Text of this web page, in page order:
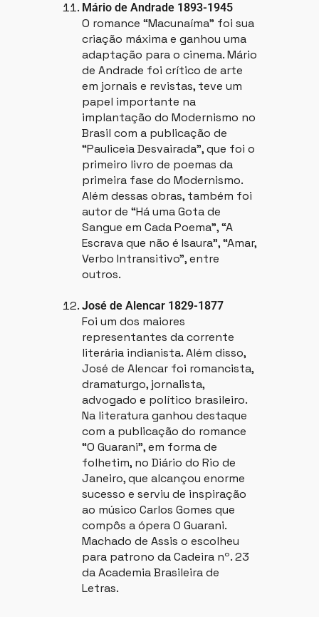
Mário de Andrade 1893-1945
O romance “Macunaíma” foi sua
criação máxima e ganhou uma
adaptação para o cinema. Mário
de Andrade foi crítico de arte
em jornais e revistas, teve um
papel importante na
implantação do Modernismo no
Brasil com a publicação de
“Pauliceia Desvairada”, que foi o
primeiro livro de poemas da
primeira fase do Modernismo.
Além dessas obras, também foi
autor de “Há uma Gota de
Sangue em Cada Poema”, “A
Escrava que não é Isaura”, “Amar,
Verbo Intransitivo”, entre
outros.
José de Alencar 1829-1877
Foi um dos maiores
representantes da corrente
literária indianista. Além disso,
José de Alencar foi romancista,
dramaturgo, jornalista,
advogado e político brasileiro.
Na literatura ganhou destaque
com a publicação do romance
“O Guarani”, em forma de
folhetim, no Diário do Rio de
Janeiro, que alcançou enorme
sucesso e serviu de inspiração
ao músico Carlos Gomes que
compôs a ópera O Guarani.
Machado de Assis o escolheu
para patrono da Cadeira nº. 23
da Academia Brasileira de
Letras.